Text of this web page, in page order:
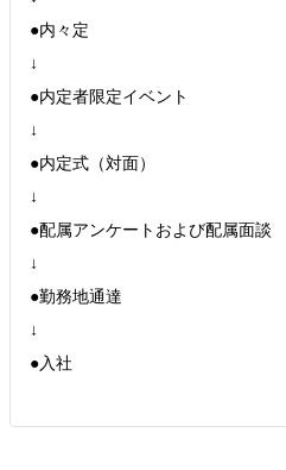
●内々定
↓
●内定者限定イベント
↓
●内定式（対面）
↓
●配属アンケートおよび配属面談
↓
●勤務地通達
↓
●入社